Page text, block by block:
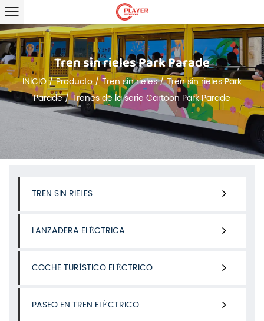
Tren sin rieles Park Parade
INICIO/Producto/Tren sin rieles/Tren sin rieles Park
Parade/Trenes de la serie Cartoon Park Parade
TREN SIN RIELES
LANZADERA ELÉCTRICA
COCHE TURÍSTICO ELÉCTRICO
PASEO EN TREN ELÉCTRICO